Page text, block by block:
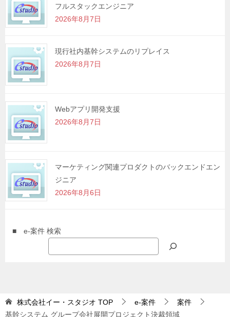
フルスタックエンジニア
2026年8月7日
現行社内基幹システムのリプレイス
2026年8月7日
Webアプリ開発支援
2026年8月7日
マーケティング関連プロダクトのバックエンドエン
ジニア
2026年8月6日
■ e-案件 検索
株式会社イー・スタジオ TOP e-案件
案件
基幹システム グループ会社展開プロジェクト決裁領域